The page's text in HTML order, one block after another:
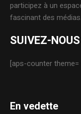
participez à un
fascinant des médias.
SUIVEZ-NOUS
[aps-counter theme=
En vedette